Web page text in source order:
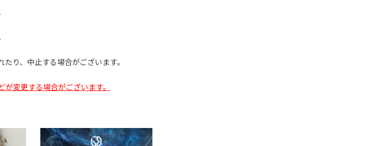
り、中止する場合がございます。
変更する場合がございます。